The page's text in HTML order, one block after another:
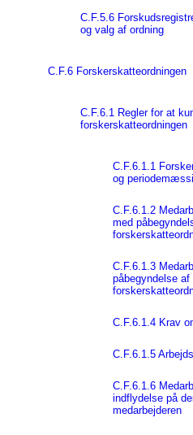
C.F.5.6
og valg af ordning
C.F.6 Forskerskatteordningen
C.F.6.1 Regler for at
forskerskatteordningen
C.F.6.1.1
og
C.F.6.1.2
med
C.F.6.1.3
påbegyndelse af
C.F.6.1.4 Krav
C.F.6.1.5
C.F.6.1.6
indflydelse på
medarbejderen